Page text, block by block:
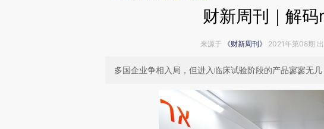
财新周刊｜解
来源于 《财新周刊》 2021年第08期
多国企业争相入局，但进入临床试验阶段的产品寥寥无